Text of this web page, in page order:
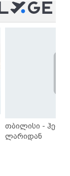
თბილისი -
ლარიდან